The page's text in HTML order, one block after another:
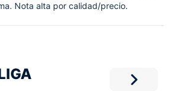
Nota alta por calidad/precio.